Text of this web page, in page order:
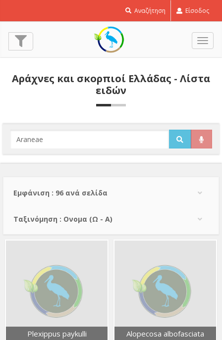
Αναζήτηση Είσοδος
Αράχνες και σκορπιοί Ελλάδας - Λίστα
ειδών
Εμφάνιση : 96 ανά σελίδα
Тαξινόμηση : Ονομα (Ω - Α)
Plexippus paykulli Alopecosa albofasciata